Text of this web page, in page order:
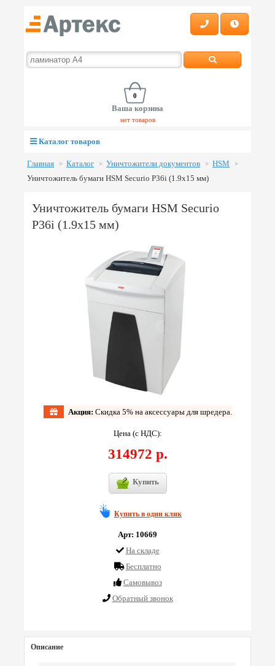
0
Ваша корзина
нет товаров
Каталог товаров
Главная Каталог Уничтожители документов
HSM
Уничтожитель бумаги HSM Securio P36i (1.9x15 мм)
Уничтожитель бумаги HSM Securio
P36i (1.9x15 мм)
Акция: Скидка 5% на аксессуары для шредера.
Цена (с НДС):
314972 р.
Купить
Купить в один клик
Арт: 10669
На складе
Бесплатно
Cамовывоз
Обратный звонок
Описание